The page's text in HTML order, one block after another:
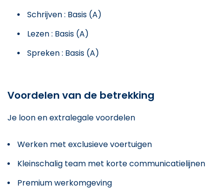
Schrijven : Basis (A)
Lezen : Basis (A)
Spreken : Basis (A)
Voordelen van de betrekking
Je loon en extralegale voordelen
Werken met exclusieve voertuigen
Kleinschalig team met korte communicatielijnen
Premium werkomgeving